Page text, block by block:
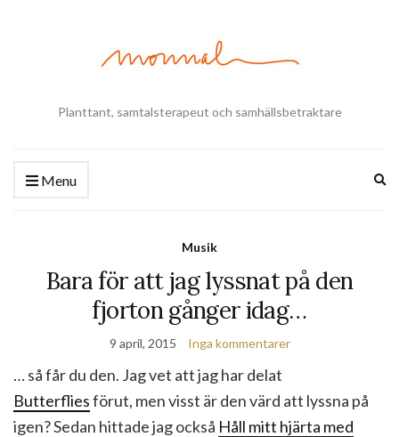
Planttant, samtalsterapeut och samhällsbetraktare
Menu
Musik
Bara för att jag lyssnat på den
fjorton gånger idag…
9 april, 2015 Inga kommentarer
… så får du den. Jag vet att jag har delat
Butterfliesförut, men visst är den värd att lyssna på
igen? Sedan hittade jag också Håll mitt hjärta med